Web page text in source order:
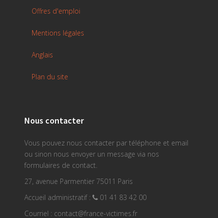
Offres d'emploi
Mentions légales
Anglais
Plan du site
Nous contacter
Vous pouvez nous contacter par téléphone et email
ou sinon nous envoyer un message via nos
formulaires de contact.
27, avenue Parmentier 75011 Paris
Accueil administratif :
01 41 83 42 00
Courriel : contact@france-victimes.fr